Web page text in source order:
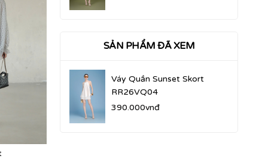
SẢN PHẨM ĐÃ XEM
Váy Quần Sunset Skort
RR26VQ04
390.000vnđ